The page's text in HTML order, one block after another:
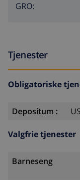
GRO:
Tjenester
Obligatoriske
Depositum :
Valgfrie tjenester
Barneseng